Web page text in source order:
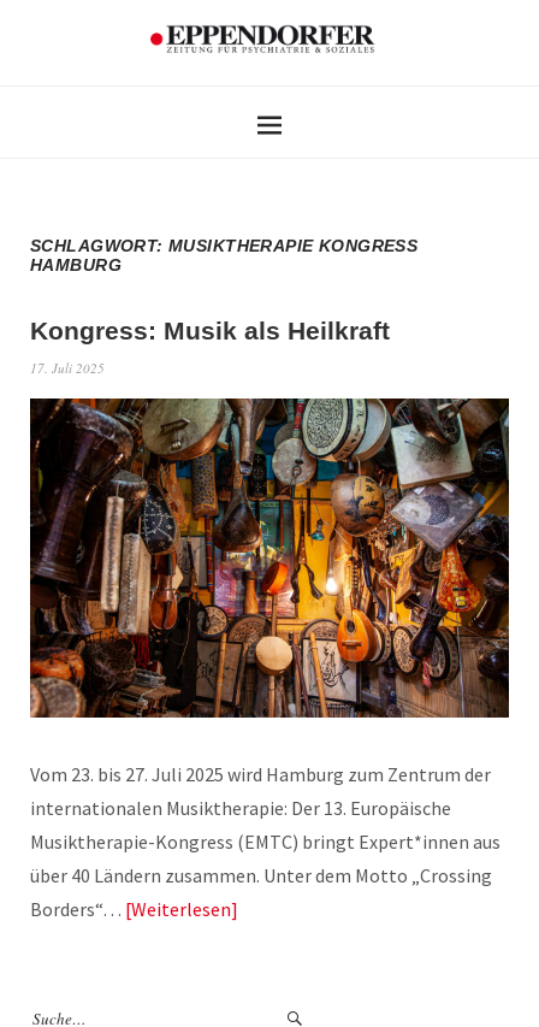
SCHLAGWORT:MUSIKTHERAPIE KONGRESS
HAMBURG
Kongress: Musik als Heilkraft
17. Juli 2025
Vom 23. bis 27. Juli 2025 wird Hamburg zum Zentrum der
internationalen Musiktherapie: Der 13. Europäische
Musiktherapie-Kongress (EMTC) bringt Expert*innen aus
über 40 Ländern zusammen. Unter dem Motto „Crossing
Borders“… Weiterlesen